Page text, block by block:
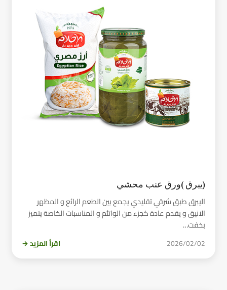
(يبرق )ورق عنب محشي
اليبرق طبق شرقي تقليدي يجمع بين الطعم الرائع و المظهر
الانيق و يقدم عادة كجزء من الواتئم و المناسبات الخاصة يتميز
بخفت…
2026/02/02 اقرأ المزيد →